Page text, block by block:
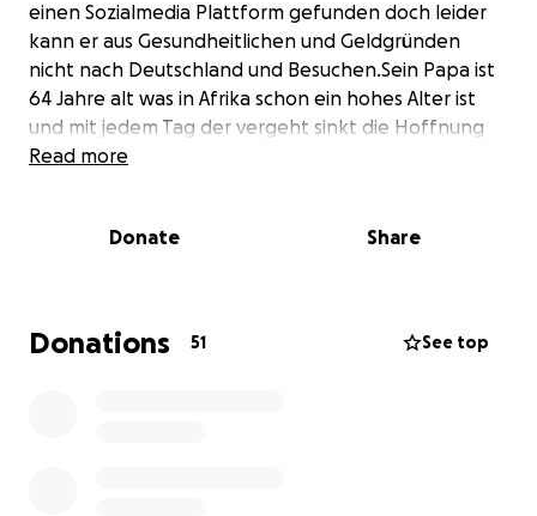
einen Sozialmedia Plattform gefunden doch leider
kann er aus Gesundheitlichen und Geldgründen
nicht nach Deutschland und Besuchen.Sein Papa ist
64 Jahre alt was in Afrika schon ein hohes Alter ist
und mit jedem Tag der vergeht sinkt die Hoffnung
das er ihn einmal sehen kann. Sein Vater war damals
damals in der 16 woche Schwanger mit ihm. Ich
,haben 4 Kids im Alter von 7,5,4,2 Jahren und da
müssen wir jeden Cent drehen.brauchen jeden Cent
Read more
Donate Share
Donations 51 See top